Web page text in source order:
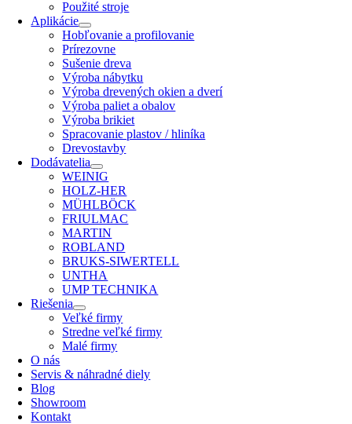
Použité stroje
Aplikácie
Hobľovanie a profilovanie
Prírezovne
Sušenie dreva
Výroba nábytku
Výroba drevených okien a dverí
Výroba paliet a obalov
Výroba brikiet
Spracovanie plastov / hliníka
Drevostavby
Dodávatelia
WEINIG
HOLZ-HER
MÜHLBÖCK
FRIULMAC
MARTIN
ROBLAND
BRUKS-SIWERTELL
UNTHA
UMP TECHNIKA
Riešenia
Veľké firmy
Stredne veľké firmy
Malé firmy
O nás
Servis & náhradné diely
Blog
Showroom
Kontakt